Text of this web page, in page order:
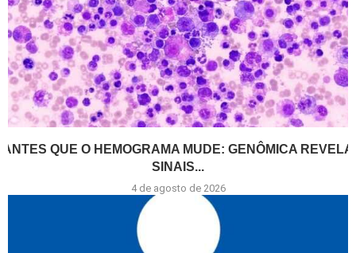
ANTES QUE O HEMOGRAMA MUDE: GENÔMICA REVELA
SINAIS...
4 de agosto de 2026